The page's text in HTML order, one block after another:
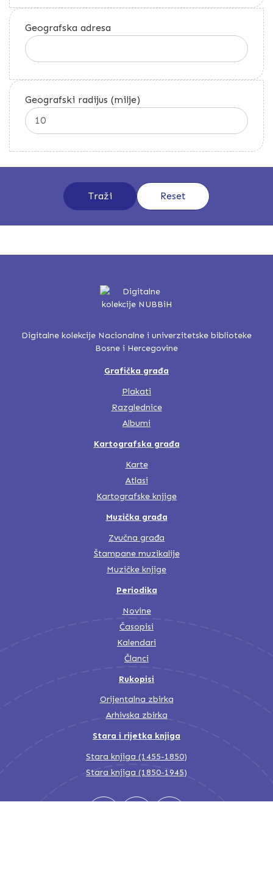
Geografska adresa
Geografski radijus (milje)
Digitalne kolekcije Nacionalne i univerzitetske biblioteke
Bosne i Hercegovine
Grafička građa
Plakati
Razglednice
Albumi
Kartografska građa
Karte
Atlasi
Kartografske knjige
Muzička građa
Zvučna građa
Štampane muzikalije
Muzičke knjige
Periodika
Novine
Časopisi
Kalendari
Članci
Rukopisi
Orijentalna zbirka
Arhivska zbirka
Stara i rijetka knjiga
Stara knjiga (1455-1850)
Stara knjiga (1850-1945)